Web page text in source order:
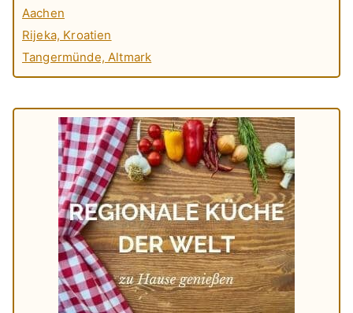
Aachen
Rijeka, Kroatien
Tangermünde, Altmark